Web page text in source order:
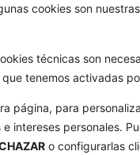
cookies son
técnicas son
tenemos activadas
página, para
intereses personales.
o configurarlas
Trav de